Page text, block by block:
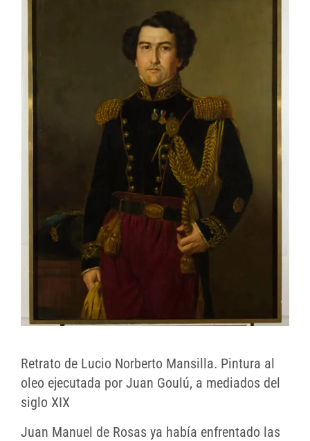
Retrato de Lucio Norberto Mansilla. Pintura al
oleo ejecutada por Juan Goulú, a mediados del
siglo XIX
Juan Manuel de Rosas ya había enfrentado las